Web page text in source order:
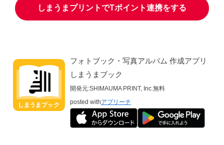
しまうまプリントでTポイント連携をする
フォトブック・写真アルバム 作成アプリ
しまうまブック
開発元:SHIMAUMA PRINT, Inc.無料
posted withアプリーチ